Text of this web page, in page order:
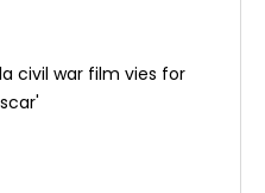
civil war film vies for